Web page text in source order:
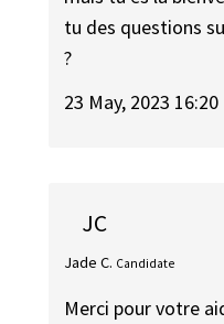
tu des questions
?
23 May, 2023 16:20
JC
Jade C. Candidate
Merci pour votre